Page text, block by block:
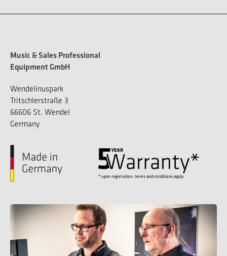
Music & Sales Professional
Equipment GmbH
Wendelinuspark
Tritschlerstraße 3
66606 St. Wendel
Germany